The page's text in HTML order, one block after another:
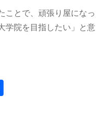
ことで、頑張り屋になっ
学院を目指したい」と意